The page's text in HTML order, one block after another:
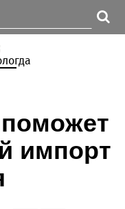
импорт